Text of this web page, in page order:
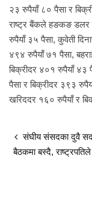
२३ रुपैयाँ ८० पैसा र
राष्ट्र बैंकले हङकङ डलर
रुपैयाँ ३५ पैसा, कुवेती
४९४ रुपैयाँ ७१ पैसा,
बिक्रीदर ४०१ रुपैयाँ ४३
पैसा र बिक्रीदर ३९३
खरिददर १६० रुपैयाँ र
संघीय संसदका दुवै
बैठकमा बस्दै, राष्ट्रपतिले